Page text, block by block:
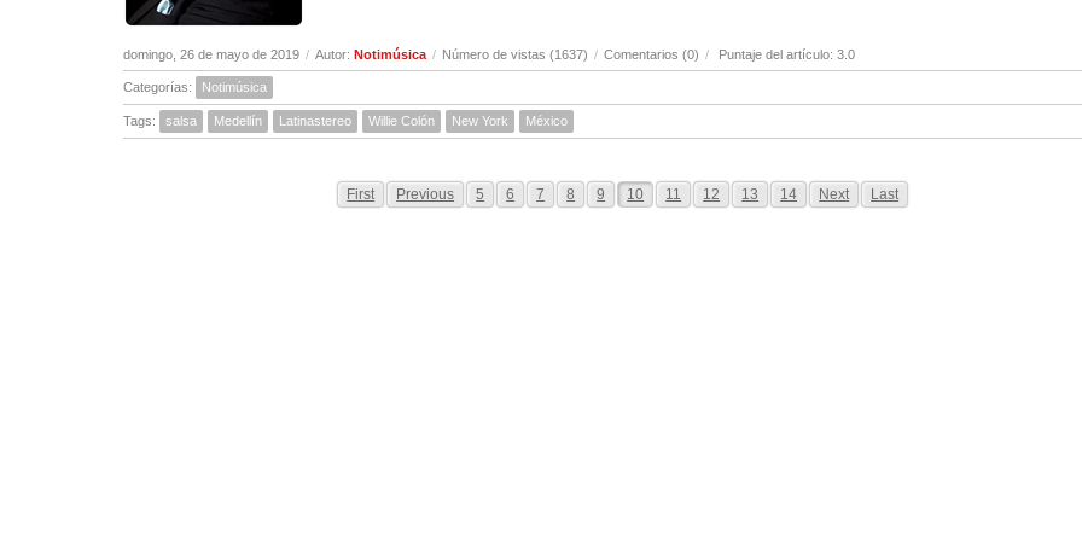
domingo, 26 de mayo de 2019 / Autor: Notimúsica / Número de vistas (1637) / Comentarios (0) / Puntaje del artículo: 3.0
Categorías: Notimúsica
Tags: salsa Medellín Latinastereo Willie Colón New York México
First Previous 5 6 7 8 9 10 11 12 13 14 Next Last